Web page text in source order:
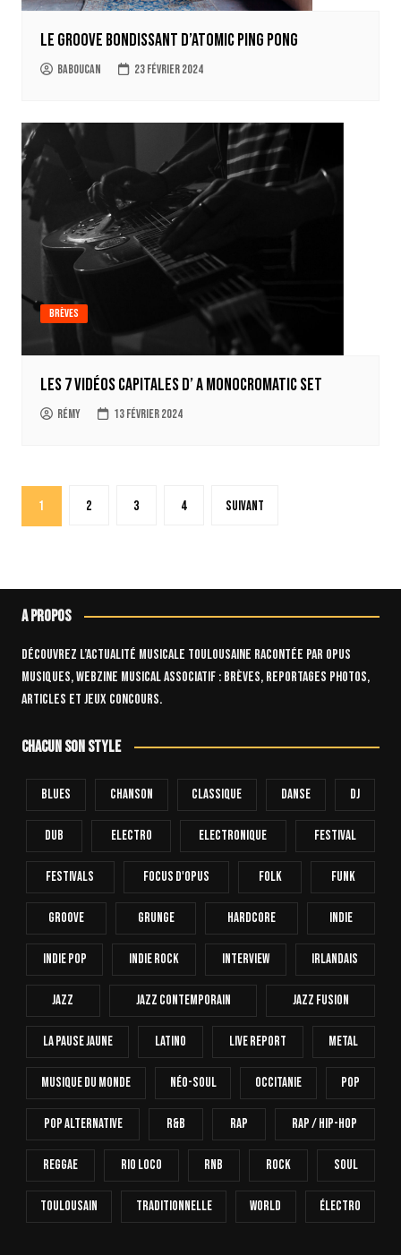
Le groove bondissant d’Atomic Ping Pong
Baboucan 23 février 2024
Brèves
Les 7 vidéos capitales d’ A Monocromatic Set
Rémy 13 février 2024
Pagination
des
1 2 3 4 Suivant
A propos
Découvrez l’actualité musicale toulousaine racontée par OPUS
Musiques, webzine musical associatif : brèves, reportages photos,
articles et jeux concours.
Chacun son style
Blues Chanson Classique Danse Dj
Dub Electro Electronique FESTIVAL
Festivals Focus D'Opus Folk Funk
Groove Grunge Hardcore INDIE
Indie Pop Indie Rock Interview Irlandais
Jazz Jazz Contemporain Jazz Fusion
La Pause Jaune Latino Live Report Metal
Musique Du Monde Néo-Soul Occitanie Pop
Pop Alternative R&B Rap Rap / Hip-Hop
Reggae Rio Loco RnB Rock Soul
Toulousain Traditionnelle World Électro